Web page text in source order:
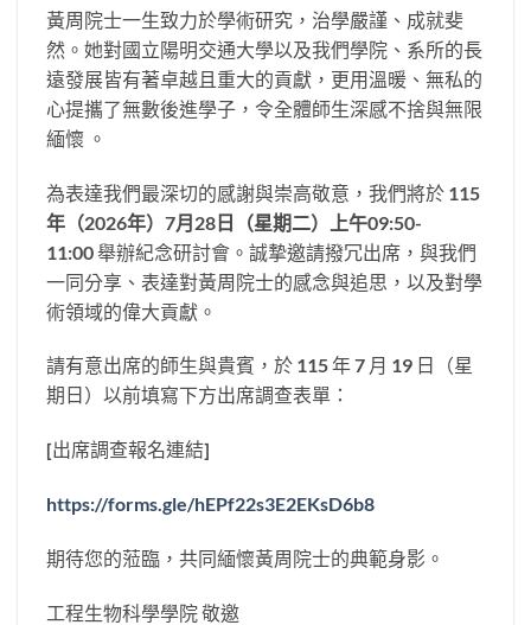
黃周院士一生致力於學術研究，治學嚴謹、成就斐
然。她對國立陽明交通大學以及我們學院、系所的長
遠發展皆有著卓越且重大的貢獻，更用溫暖、無私的
心提攜了無數後進學子，令全體師生深感不捨與無限
緬懷 。
為表達我們最深切的感謝與崇高敬意，我們將於 115
年（2026年） 7月28日（星期二）上午09:50-
11:00舉辦紀念研討會。誠摯邀請撥冗出席，與我們
一同分享、表達對黃周院士的感念與追思，以及對學
術領域的偉大貢獻。
請有意出席的師生與貴賓，於 115 年 7 月 19 日（星
期日）以前填寫下方出席調查表單：
[出席調查報名連結]
https://forms.gle/hEPf22s3E2EKsD6b8
期待您的蒞臨，共同緬懷黃周院士的典範身影。
工程生物科學學院 敬邀